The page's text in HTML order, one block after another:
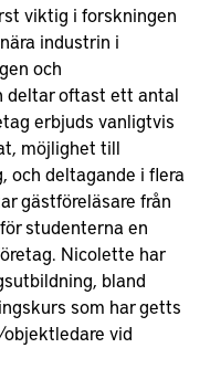
viktig i forskningen
industrin i
och
deltar oftast ett antal
erbjuds vanligtvis
möjlighet till
och deltagande i flera
gästföreläsare från
studenterna en
Nicolette har
bland
som har getts
vid